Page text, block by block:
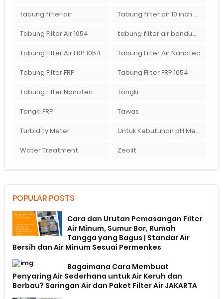
tabung filter air Tabung filter air 10 inch Agen tabung filter nanotec di bandung"
Tabung Filter Air 1054 tabung filter air bandung
Tabung Filter Air FRP 1054 Tabung Filter Air Nanotec
Tabung Filter FRP Tabung Filter FRP 1054
Tabung Filter Nanotec Tangki
Tangki FRP Tawas
Turbidity Meter Untuk Kebutuhan pH Meter Murah Hanya Di Ady Water
Water Treatment Zeolit
POPULAR POSTS
Cara dan Urutan Pemasangan Filter
Air Minum, Sumur Bor, Rumah
Tangga yang Bagus | Standar Air
Bersih dan Air Minum Sesuai Permenkes
Bagaimana Cara Membuat
Penyaring Air Sederhana untuk Air Keruh dan
Berbau? Saringan Air dan Paket Filter Air JAKARTA